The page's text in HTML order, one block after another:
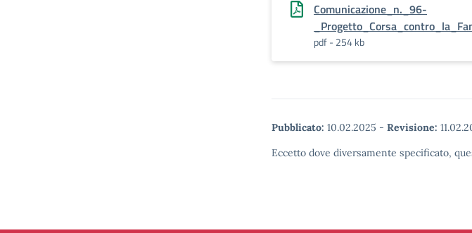
Comunicazione_n._96-
pdf - 254 kb
Pubblicato: 10.02.2025 - Revisione:
Eccetto dove diversamente specificato,